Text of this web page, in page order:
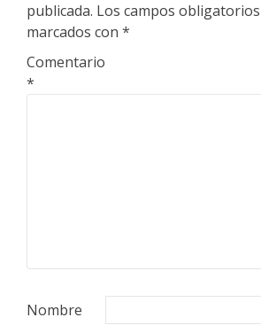
publicada. Los campos
marcados con *
Comentario
*
Nombre